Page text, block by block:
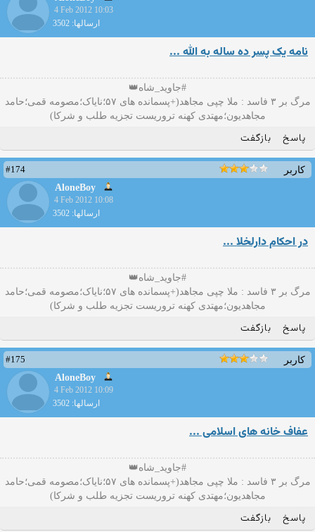
4 Feb 2012 10:03
ارسالها: 3502
نامه يک پسر ده ساله به الله ...
#جاوید_شاه👑
مرگ بر ۳ فاسد : ملا چپی مجاهد(+پسمانده های ۵۷؛نایاک؛مصومه قمی؛حامد
مجاهدیون؛مهتدی کهنه تروریست تجزیه طلب و شرکا)
پاسخ بازگفت
کاربر
#174
AloneBoy
4 Feb 2012 10:08
ارسالها: 3502
در احکام دارلخلا ...
#جاوید_شاه👑
مرگ بر ۳ فاسد : ملا چپی مجاهد(+پسمانده های ۵۷؛نایاک؛مصومه قمی؛حامد
مجاهدیون؛مهتدی کهنه تروریست تجزیه طلب و شرکا)
پاسخ بازگفت
کاربر
#175
AloneBoy
4 Feb 2012 10:09
ارسالها: 3502
عفاف خانه های اسلامی ...
#جاوید_شاه👑
مرگ بر ۳ فاسد : ملا چپی مجاهد(+پسمانده های ۵۷؛نایاک؛مصومه قمی؛حامد
مجاهدیون؛مهتدی کهنه تروریست تجزیه طلب و شرکا)
پاسخ بازگفت